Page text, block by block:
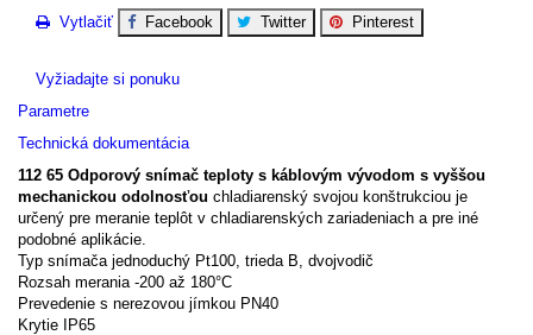
Vytlačiť
Facebook Twitter Pinterest
Vyžiadajte si ponuku
Parametre
Technická dokumentácia
112 65 Odporový snímač teploty s káblovým vývodom s vyššou
mechanickou odolnosťou chladiarenský svojou konštrukciou je
určený pre meranie teplôt v chladiarenských zariadeniach a pre iné
podobné aplikácie.
Typ snímača jednoduchý Pt100, trieda B, dvojvodič
Rozsah merania -200 až 180°C
Prevedenie s nerezovou jímkou PN40
Krytie IP65